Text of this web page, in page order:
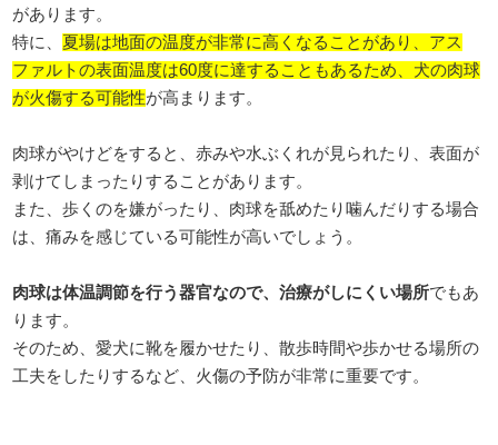
があります。
特に、 夏場は地面の温度が非常に高くなることがあり、アス
ファルトの表面温度は60度に達することもあるため、犬の肉球
が火傷する可能性が高まります。
肉球がやけどをすると、赤みや水ぶくれが見られたり、表面が
剥けてしまったりすることがあります。
また、歩くのを嫌がったり、肉球を舐めたり噛んだりする場合
は、痛みを感じている可能性が高いでしょう。
肉球は体温調節を行う器官なので、治療がしにくい場所でもあ
ります。
そのため、愛犬に靴を履かせたり、散歩時間や歩かせる場所の
工夫をしたりするなど、火傷の予防が非常に重要です。